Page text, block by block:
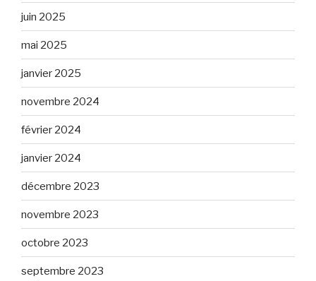
juin 2025
mai 2025
janvier 2025
novembre 2024
février 2024
janvier 2024
décembre 2023
novembre 2023
octobre 2023
septembre 2023